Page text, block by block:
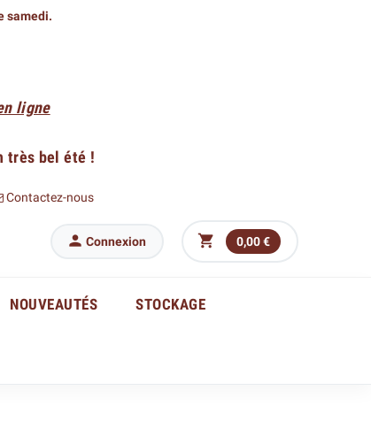
samedi.
ligne
très bel été !
Contactez-nous
 Connexion  0,00 €
NOUVEAUTÉS STOCKAGE